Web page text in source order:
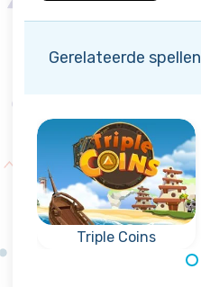
Gerelateerde spellen
Triple Coins